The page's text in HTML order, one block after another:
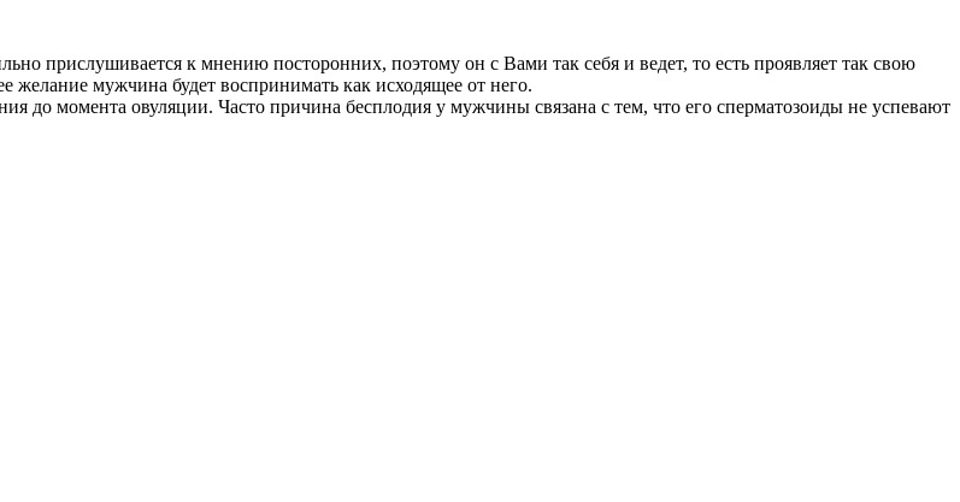
прислушивается к мнению посторонних, поэтому он с Вами так себя и ведет, то есть проявляет так свою
желание мужчина будет воспринимать как исходящее от него.
до момента овуляции. Часто причина бесплодия у мужчины связана с тем, что его сперматозоиды не успевают